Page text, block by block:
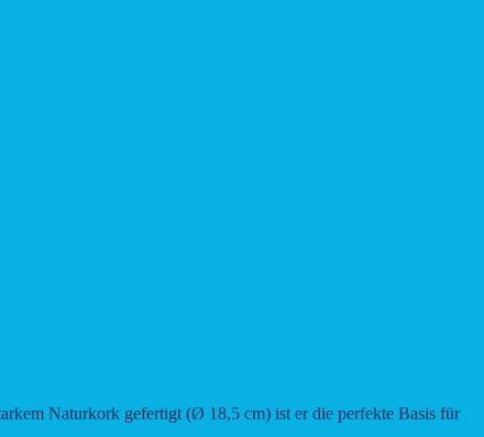
Naturkork gefertigt (Ø 18,5 cm) ist er die perfekte Basis für